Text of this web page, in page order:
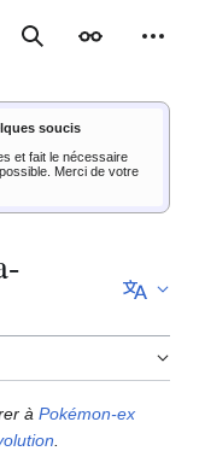
RechercherApparence
soucis
et fait le nécessaire
Merci de votre
àPokémon-ex